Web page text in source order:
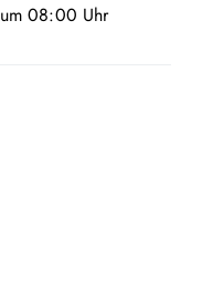
um08:00 Uhr